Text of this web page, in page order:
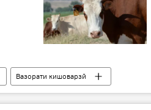
Вазорати кишоварзӣ